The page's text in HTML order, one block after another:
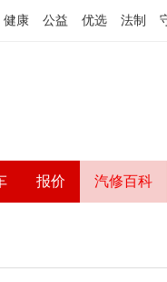
健康 公益 优选 法制
报价 汽修百科